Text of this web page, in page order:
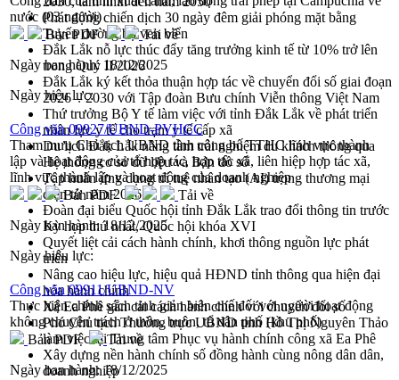
Phát động chiến dịch 30 ngày đêm giải phóng mặt bằng
Tuyến đường bộ ven biển
Đắk Lắk nỗ lực thúc đẩy tăng trưởng kinh tế từ 10% trở lên
trong Quý II/2026
Đắk Lắk ký kết thỏa thuận hợp tác về chuyển đổi số giai đoạn
2026 – 2030 với Tập đoàn Bưu chính Viễn thông Việt Nam
Thứ trưởng Bộ Y tế làm việc với tỉnh Đắk Lắk về phát triển
nhân lực y tế cho trạm y tế cấp xã
Du lịch Đắk Lắk nâng tầm trải nghiệm du khách thông qua
Hệ thống cơ sở dữ liệu và Bản đồ số
Tập huấn ứng dụng trí tuệ nhân tạo (AI) trong thương mại
điện tử năm 2026
Đoàn đại biểu Quốc hội tỉnh Đắk Lắk trao đổi thông tin trước
Kỳ họp thứ nhất, Quốc hội khóa XVI
Quyết liệt cải cách hành chính, khơi thông nguồn lực phát
triển
Nâng cao hiệu lực, hiệu quả HĐND tỉnh thông qua hiện đại
hóa hành chính
Xã Ea Phê gắn cải cách hành chính với chuyển đổi số
Phó Chủ tịch Thường trực UBND tỉnh Hồ Thị Nguyên Thảo
làm việc tại Trung tâm Phục vụ hành chính công xã Ea Phê
Xây dựng nền hành chính số đồng hành cùng nông dân dân,
doanh nghiệp
nước (03 người)
Bản PDF
Tải về
Ngày ban hành:18/12/2025
Ngày hiệu lực:
Công văn 09927/UBND-PVHCC
Tham mưu Chủ tịch UBND tỉnh công bố TTHC lĩnh vực thành
lập và hoạt động của tổ hợp tác, hợp tác xã, liên hiệp hợp tác xã,
lĩnh vực thành lập và hoạt động của doanh nghiệp
Bản PDF
Tải về
Ngày ban hành:18/12/2025
Ngày hiệu lực:
Công văn 09911/UBND-NV
Thực hiện chính sách tinh giản biên chế đối với người hoạt động
không chuyên trách ở thôn, buôn, tổ dân phố (khu phố)
Bản PDF
Tải về
Ngày ban hành:18/12/2025